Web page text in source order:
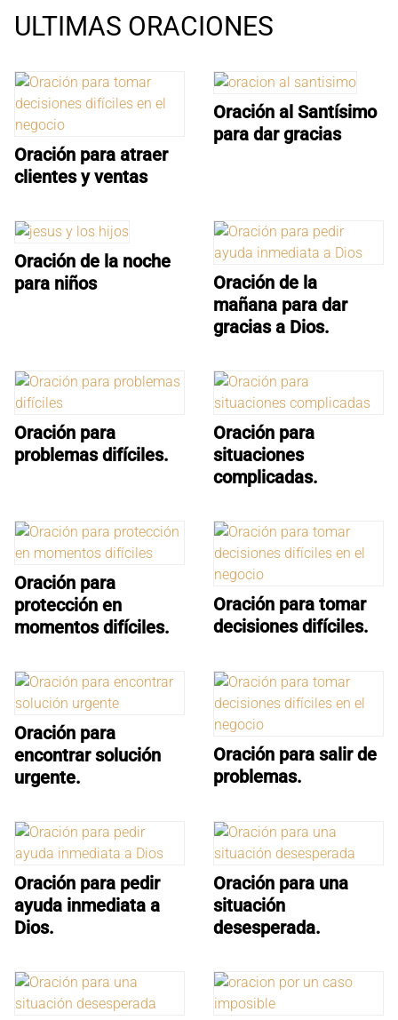
ULTIMAS ORACIONES
Oración para atraer
clientes y ventas
Oración al Santísimo
para dar gracias
Oración de la noche
para niños
Oración de la
mañana para dar
gracias a Dios.
Oración para
problemas difíciles.
Oración para
situaciones
complicadas.
Oración para
protección en
momentos difíciles.
Oración para tomar
decisiones difíciles.
Oración para
encontrar solución
urgente.
Oración para salir de
problemas.
Oración para pedir
ayuda inmediata a
Dios.
Oración para una
situación
desesperada.